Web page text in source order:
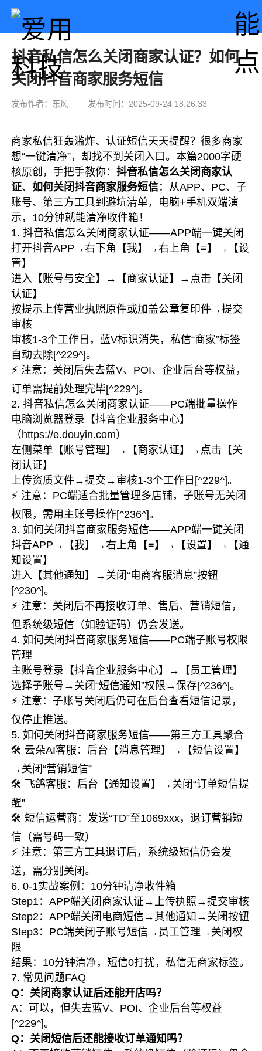
抖音私信怎么关闭商家认证？如何
关闭抖音商家服务短信
发布作者：东风 发布时间：2025-09-24 18:26:33
商家私信狂轰滥炸、认证短信天天提醒？很多商家
想“一键清净”，却找不到关闭入口。本篇2000字硬
核原创，手把手教你：抖音私信怎么关闭商家认
证、如何关闭抖音商家服务短信：从APP、PC、子
账号、第三方工具到避坑清单，电脑+手机双端演
示，10分钟就能清净收件箱！
1. 抖音私信怎么关闭商家认证——APP端一键关闭
打开抖音APP→右下角【我】→右上角【≡】→【设
置】
进入【账号与安全】→【商家认证】→点击【关闭
认证】
按提示上传营业执照原件或加盖公章复印件→提交
审核
审核1-3个工作日，蓝V标识消失，私信“商家”标签
自动去除[^229^]。
⚡ 注意：关闭后失去蓝V、POI、企业后台等权益，
订单需提前处理完毕[^229^]。
2. 抖音私信怎么关闭商家认证——PC端批量操作
电脑浏览器登录【抖音企业服务中心】
（https://e.douyin.com）
左侧菜单【账号管理】→【商家认证】→点击【关
闭认证】
上传资质文件→提交→审核1-3个工作日[^229^]。
⚡ 注意：PC端适合批量管理多店铺，子账号无关闭
权限，需用主账号操作[^236^]。
3. 如何关闭抖音商家服务短信——APP端一键关闭
抖音APP→【我】→右上角【≡】→【设置】→【通
知设置】
进入【其他通知】→关闭“电商客服消息”按钮
[^230^]。
⚡ 注意：关闭后不再接收订单、售后、营销短信，
但系统级短信（如验证码）仍会发送。
4. 如何关闭抖音商家服务短信——PC端子账号权限
管理
主账号登录【抖音企业服务中心】→【员工管理】
选择子账号→关闭“短信通知”权限→保存[^236^]。
⚡ 注意：子账号关闭后仍可在后台查看短信记录，
仅停止推送。
5. 如何关闭抖音商家服务短信——第三方工具聚合
🛠️ 云朵AI客服：后台【消息管理】→【短信设置】
→关闭“营销短信”
🛠️ 飞鸽客服：后台【通知设置】→关闭“订单短信提
醒”
🛠️ 短信运营商：发送“TD”至1069xxx，退订营销短
信（需号码一致）
⚡ 注意：第三方工具退订后，系统级短信仍会发
送，需分别关闭。
6. 0-1实战案例：10分钟清净收件箱
Step1：APP端关闭商家认证→上传执照→提交审核
Step2：APP端关闭电商短信→其他通知→关闭按钮
Step3：PC端关闭子账号短信→员工管理→关闭权
限
结果：10分钟清净，短信0打扰，私信无商家标签。
7. 常见问题FAQ
Q：关闭商家认证后还能开店吗？
A：可以，但失去蓝V、POI、企业后台等权益
[^229^]。
Q：关闭短信后还能接收订单通知吗？